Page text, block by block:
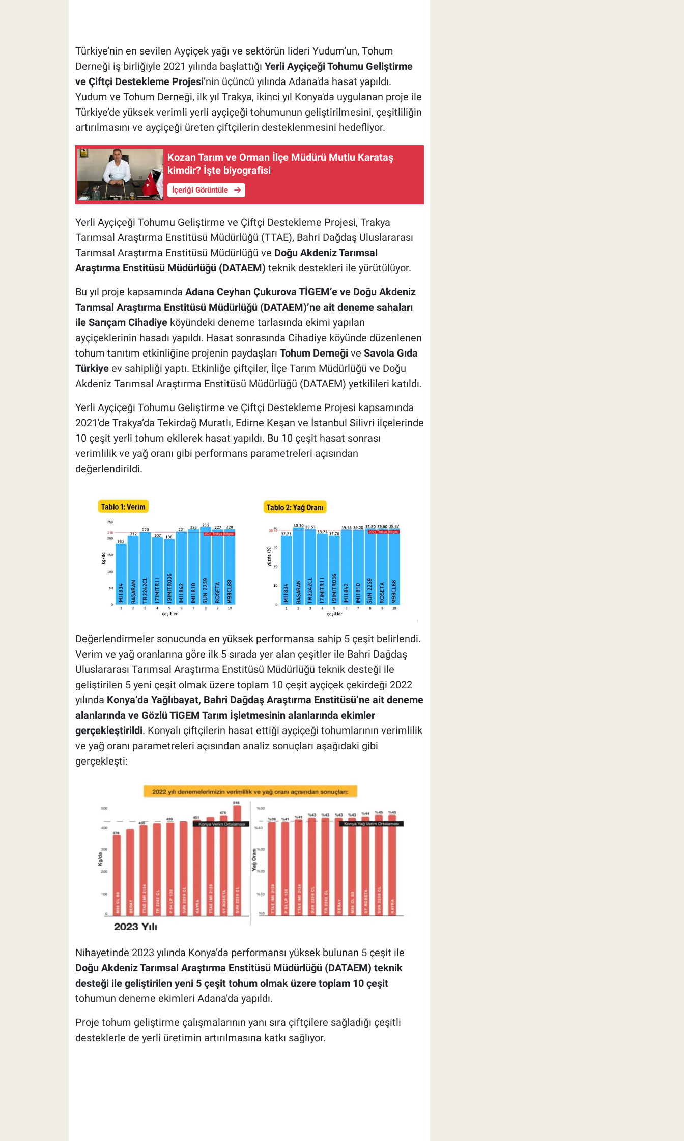
Türkiye’nin en sevilen Ayçiçek yağı ve sektörün lideri Yudum’un, Tohum
Derneği iş birliğiyle 2021 yılında başlattığı Yerli Ayçiçeği Tohumu Geliştirme
ve Çiftçi Destekleme Projesi’nin üçüncü yılında Adana'da hasat yapıldı.
Yudum ve Tohum Derneği, ilk yıl Trakya, ikinci yıl Konya'da uygulanan proje ile
Türkiye’de yüksek verimli yerli ayçiçeği tohumunun geliştirilmesini, çeşitliliğin
artırılmasını ve ayçiçeği üreten çiftçilerin desteklenmesini hedefliyor.
Kozan Tarım ve Orman İlçe Müdürü Mutlu Karataş
kimdir? İşte biyografisi
İçeriği Görüntüle
Yerli Ayçiçeği Tohumu Geliştirme ve Çiftçi Destekleme Projesi, Trakya
Tarımsal Araştırma Enstitüsü Müdürlüğü (TTAE), Bahri Dağdaş Uluslararası
Tarımsal Araştırma Enstitüsü Müdürlüğü ve Doğu Akdeniz Tarımsal
Araştırma Enstitüsü Müdürlüğü (DATAEM) teknik destekleri ile yürütülüyor.
Bu yıl proje kapsamında Adana Ceyhan Çukurova TİGEM’e ve Doğu Akdeniz
Tarımsal Araştırma Enstitüsü Müdürlüğü (DATAEM)’ne ait deneme sahaları
ile Sarıçam Cihadiyeköyündeki deneme tarlasında ekimi yapılan
ayçiçeklerinin hasadı yapıldı. Hasat sonrasında Cihadiye köyünde düzenlenen
tohum tanıtım etkinliğine projenin paydaşları Tohum Derneği ve Savola Gıda
Türkiye ev sahipliği yaptı. Etkinliğe çiftçiler, İlçe Tarım Müdürlüğü ve Doğu
Akdeniz Tarımsal Araştırma Enstitüsü Müdürlüğü (DATAEM) yetkilileri katıldı.
Yerli Ayçiçeği Tohumu Geliştirme ve Çiftçi Destekleme Projesi kapsamında
2021'de Trakya’da Tekirdağ Muratlı, Edirne Keşan ve İstanbul Silivri ilçelerinde
10 çeşit yerli tohum ekilerek hasat yapıldı. Bu 10 çeşit hasat sonrası
verimlilik ve yağ oranı gibi performans parametreleri açısından
değerlendirildi.
Değerlendirmeler sonucunda en yüksek performansa sahip 5 çeşit belirlendi.
Verim ve yağ oranlarına göre ilk 5 sırada yer alan çeşitler ile Bahri Dağdaş
Uluslararası Tarımsal Araştırma Enstitüsü Müdürlüğü teknik desteği ile
geliştirilen 5 yeni çeşit olmak üzere toplam 10 çeşit ayçiçek çekirdeği 2022
yılında Konya’da Yağlıbayat, Bahri Dağdaş Araştırma Enstitüsü’ne ait deneme
alanlarında ve Gözlü TiGEM Tarım İşletmesinin alanlarında ekimler
gerçekleştirildi. Konyalı çiftçilerin hasat ettiği ayçiçeği tohumlarının verimlilik
ve yağ oranı parametreleri açısından analiz sonuçları aşağıdaki gibi
gerçekleşti:
Nihayetinde 2023 yılında Konya’da performansı yüksek bulunan 5 çeşit ile
Doğu Akdeniz Tarımsal Araştırma Enstitüsü Müdürlüğü (DATAEM) teknik
desteği ile geliştirilen yeni 5 çeşit tohum olmak üzere toplam 10 çeşit
tohumun deneme ekimleri Adana’da yapıldı.
Proje tohum geliştirme çalışmalarının yanı sıra çiftçilere sağladığı çeşitli
desteklerle de yerli üretimin artırılmasına katkı sağlıyor.